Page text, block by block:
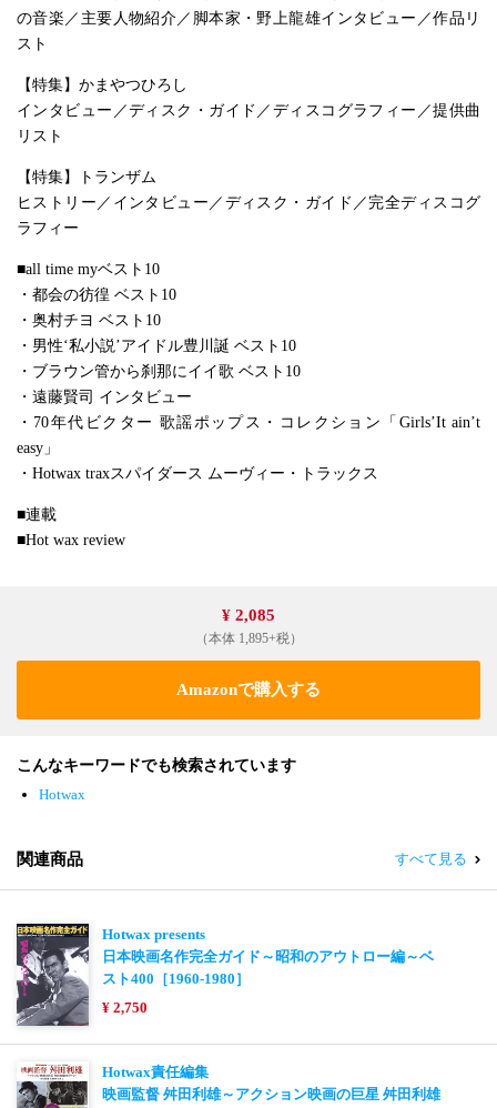
の音楽／主要人物紹介／脚本家・野上龍雄インタビュー／作品リ
スト
【特集】かまやつひろし
インタビュー／ディスク・ガイド／ディスコグラフィー／提供曲
リスト
【特集】トランザム
ヒストリー／インタビュー／ディスク・ガイド／完全ディスコグ
ラフィー
■all time myベスト10
・都会の彷徨 ベスト10
・奥村チヨ ベスト10
・男性‘私小説’アイドル豊川誕 ベスト10
・ブラウン管から刹那にイイ歌 ベスト10
・遠藤賢司 インタビュー
・70年代ビクター 歌謡ポップス・コレクション「Girls’It ain’t
easy」
・Hotwax traxスパイダース ムーヴィー・トラックス
■連載
■Hot wax review
¥ 2,085
（本体 1,895+税）
Amazonで購入する
こんなキーワードでも検索されています
Hotwax
関連商品 すべて見る
Hotwax presents
日本映画名作完全ガイド～昭和のアウトロー編～ベ
スト400［1960-1980］
¥ 2,750
Hotwax責任編集
映画監督 舛田利雄～アクション映画の巨星 舛田利雄